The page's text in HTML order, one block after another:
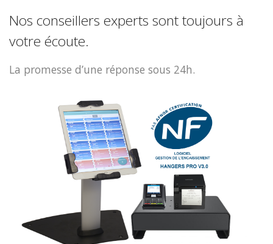
Nos conseillers experts sont toujours à
votre écoute.
La promesse d’une réponse sous 24h.